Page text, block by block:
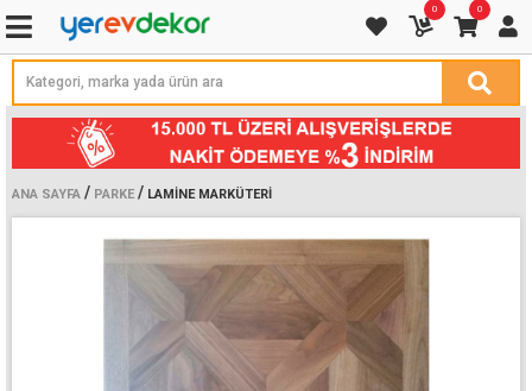
0 0
ANA SAYFA / PARKE / LAMINE MARKÜTERI